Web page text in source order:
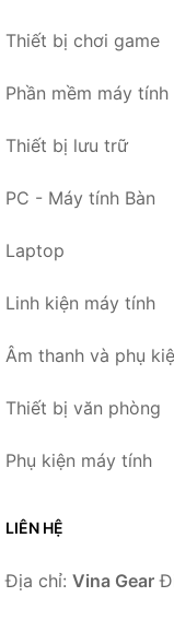
Thiết bị chơi game
Phần mềm máy tính
Thiết bị lưu trữ
PC - Máy tính Bàn
Laptop
Linh kiện máy tính
Âm thanh và phụ
Thiết bị văn phòng
Phụ kiện máy tính
LIÊN HỆ
Địa chỉ: Vina Gear